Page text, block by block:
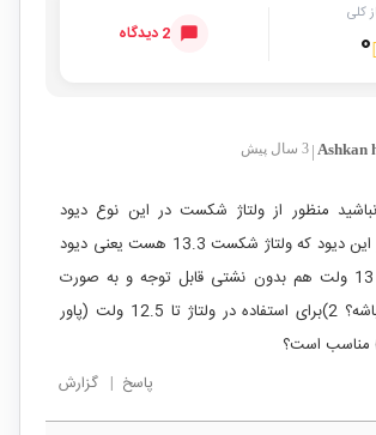
کلی
۰ 2 دیدگاه
Ashkan 3 سال پیش
منظور از ولتاژ شکست در این نوع دیود
چیست؟ مثلا در این دیود که ولتاژ شکست 13.3 هست یعنی دیود
میتونه حتی در 13 ولت هم بدون نشتی قابل توجه و به صورت
مداوم در مدار باشه؟ 2)برای استفاده در ولتاژ تا 12.5 ولت (پاور
مناسب است؟
پاسخ | گزارش